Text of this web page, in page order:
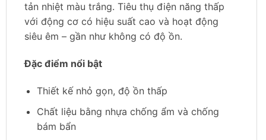
tản nhiệt màu trắng. Tiêu thụ điện năng thấp
với động cơ có hiệu suất cao và hoạt động
siêu êm – gần như không có độ ồn.
Đặc điểm nổi bật
Thiết kế nhỏ gọn, độ ồn thấp
Chất liệu bằng nhựa chống ẩm và chống
bám bẩn